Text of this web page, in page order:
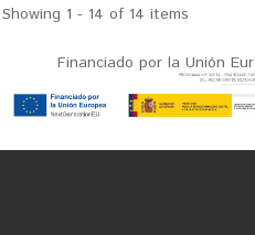
Showing 1 - 14 of 14 items
Financiado por la Unión